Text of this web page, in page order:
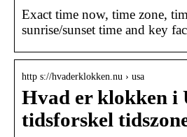
Exact time now, time zone,
sunrise/sunset time and key
http s://hvaderklokken.nu › usa
Hvad er klokken i
tidsforskel